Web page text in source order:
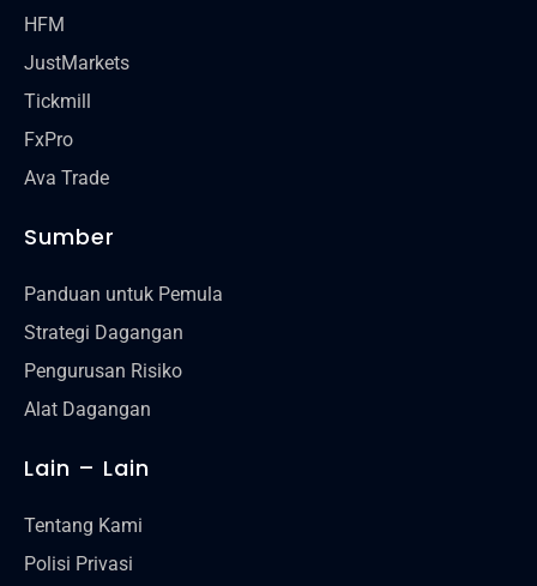
HFM
JustMarkets
Tickmill
FxPro
Ava Trade
Sumber
Panduan untuk Pemula
Strategi Dagangan
Pengurusan Risiko
Alat Dagangan
Lain – Lain
Tentang Kami
Polisi Privasi